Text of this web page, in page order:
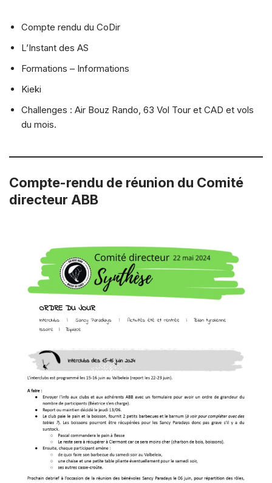
Compte rendu du CoDir
L’Instant des AS
Formations – Informations
Kieki
Challenges : Air Bouz Rando, 63 Vol Tour et CAD et vols
du mois.
Compte-rendu de réunion du Comité
directeur ABB